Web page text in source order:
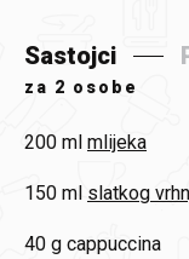
Sastojci
za 2 osobe
200 ml mlijeka
150 ml slatkog
40 g cappuccina